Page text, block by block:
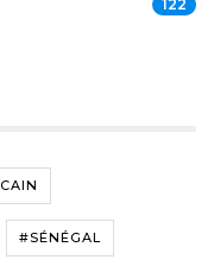
122
#SÉNÉGAL